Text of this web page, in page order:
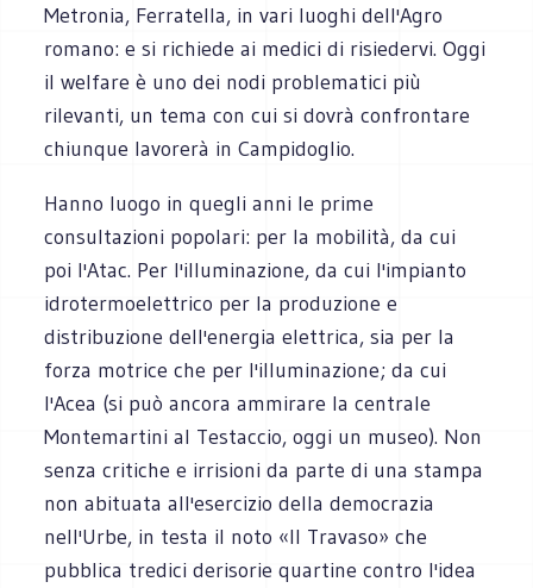
Metronia, Ferratella, in vari luoghi dell'Agro
romano: e si richiede ai medici di risiedervi. Oggi
il welfare è uno dei nodi problematici più
rilevanti, un tema con cui si dovrà confrontare
chiunque lavorerà in Campidoglio.
Hanno luogo in quegli anni le prime
consultazioni popolari: per la mobilità, da cui
poi l'Atac. Per l'illuminazione, da cui l'impianto
idrotermoelettrico per la produzione e
distribuzione dell'energia elettrica, sia per la
forza motrice che per l'illuminazione; da cui
l'Acea (si può ancora ammirare la centrale
Montemartini al Testaccio, oggi un museo). Non
senza critiche e irrisioni da parte di una stampa
non abituata all'esercizio della democrazia
nell'Urbe, in testa il noto «Il Travaso» che
pubblica tredici derisorie quartine contro l'idea